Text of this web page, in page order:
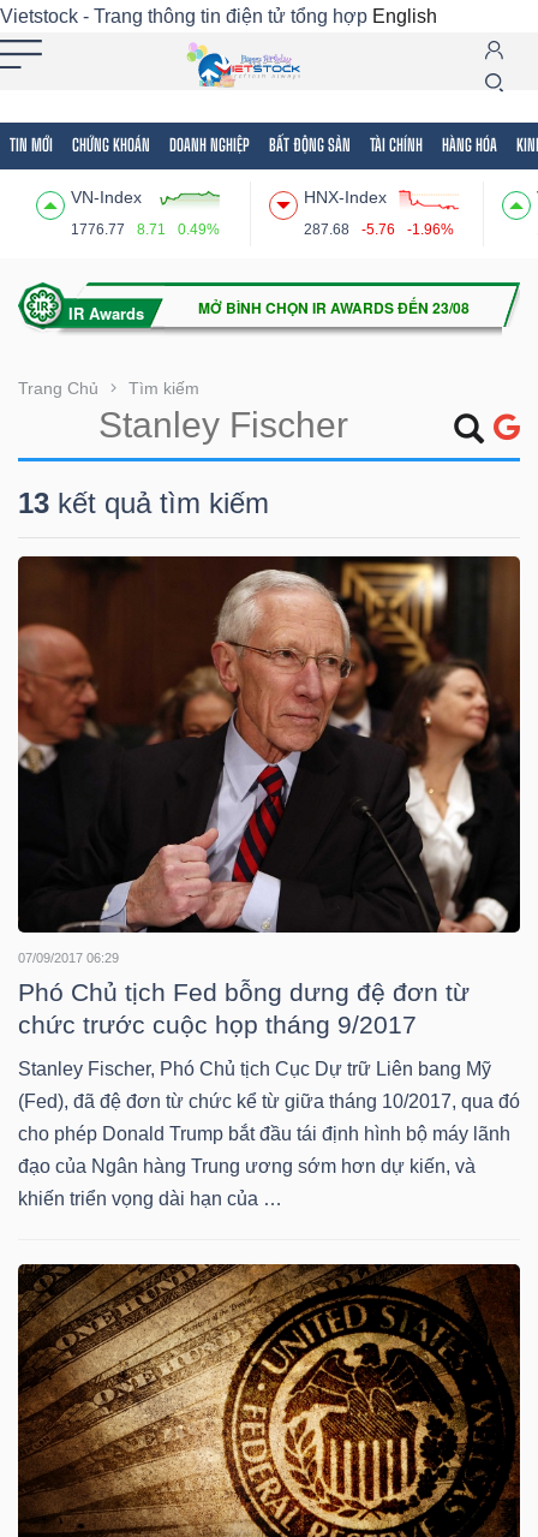
Vietstock - Trang thông tin điện tử tổng hợp English
TIN MỚI CHỨNG KHOÁN DOANH NGHIỆP BẤT ĐỘNG SẢN TÀI CHÍNH HÀNG HÓA
VN-Index
1776.77 8.71 0.49%
HNX-Index
287.68 -5.76 -1.96%
Trang Chủ Tìm kiếm
13 kết quả tìm kiếm
07/09/2017 06:29
Phó Chủ tịch Fed bỗng dưng đệ đơn từ
chức trước cuộc họp tháng 9/2017
Stanley Fischer, Phó Chủ tịch Cục Dự trữ Liên bang Mỹ
(Fed), đã đệ đơn từ chức kể từ giữa tháng 10/2017, qua đó
cho phép Donald Trump bắt đầu tái định hình bộ máy lãnh
đạo của Ngân hàng Trung ương sớm hơn dự kiến, và
khiến triển vọng dài hạn của …
Tất cả Tính năng Ngành Mã chứng khoán
Tính
(-)
VIETSTOCK
KHOÁN
NGHIỆP
BẤT
HÀNG
HÓA
TẾ
THẾ
GIỚI
ĐÔNG